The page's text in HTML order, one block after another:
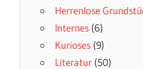
Herrenlose
Internes(6)
Kurioses(9)
Literatur(50)